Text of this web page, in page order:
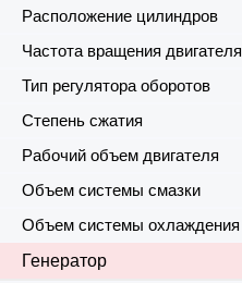
Расположение цилиндров
Частота вращения двигателя
Тип регулятора оборотов
Степень сжатия
Рабочий объем двигателя
Объем системы смазки
Объем системы охлаждения
Генератор